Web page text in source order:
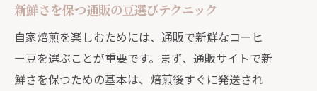
新鮮さを保つ通販の豆選びテクニック
自家焙煎を楽しむためには、通販で新鮮なコーヒ
ー豆を選ぶことが重要です。まず、通販サイトで新
鮮さを保つための基本は、焙煎後すぐに発送され